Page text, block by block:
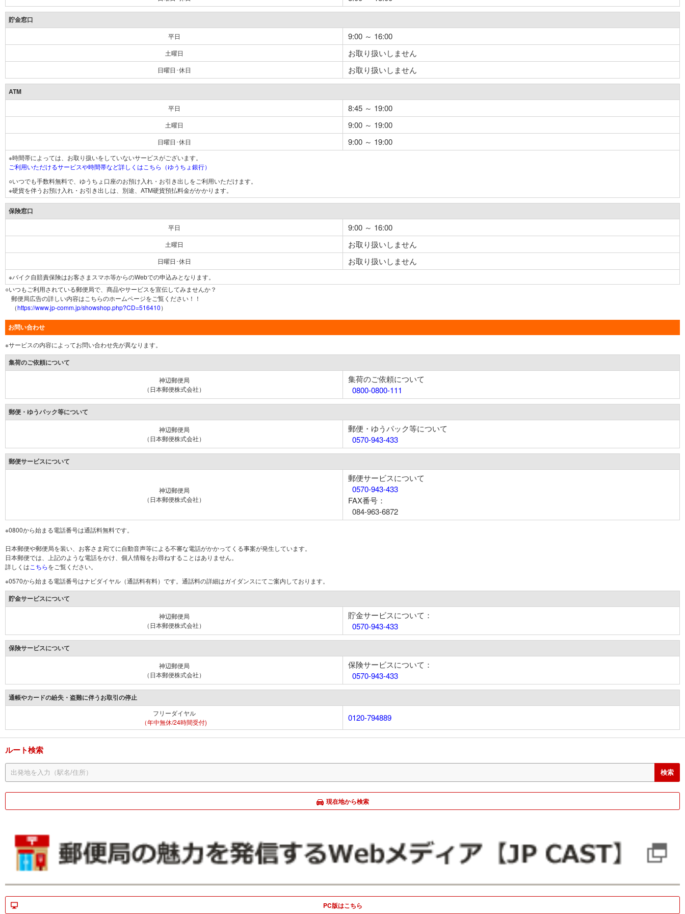
貯金窓口
平日 9:00 ～ 16:00
土曜日 お取り扱いしません
日曜日･休日 お取り扱いしません
ATM
平日 8:45 ～ 19:00
土曜日 9:00 ～ 19:00
日曜日･休日 9:00 ～ 19:00
※時間帯によっては、お取り扱いをしていないサービスがございます。
ご利用いただけるサービスや時間帯など詳しくはこちら（ゆうちょ銀行）
○いつでも手数料無料で、ゆうちょ口座のお預け入れ・お引き出しをご利用いただけます。
※硬貨を伴うお預け入れ・お引き出しは、別途、ATM硬貨預払料金がかかります。
保険窓口
平日 9:00 ～ 16:00
土曜日 お取り扱いしません
日曜日･休日 お取り扱いしません
※バイク自賠責保険はお客さまスマホ等からのWebでの申込みとなります。
○いつもご利用されている郵便局で、商品やサービスを宣伝してみませんか？
郵便局広告の詳しい内容はこちらのホームページをご覧ください！！
（https://www.jp-comm.jp/showshop.php?CD=516410）
お問い合わせ
※サービスの内容によってお問い合わせ先が異なります。
集荷のご依頼について
神辺郵便局
（日本郵便株式会社）
集荷のご依頼について
0800-0800-111
郵便・ゆうパック等について
神辺郵便局
（日本郵便株式会社）
郵便・ゆうパック等について
0570-943-433
郵便サービスについて
神辺郵便局
（日本郵便株式会社）
郵便サービスについて
0570-943-433
FAX番号：
084-963-6872
※0800から始まる電話番号は通話料無料です。
日本郵便や郵便局を装い、お客さま宛てに自動音声等による不審な電話がかかってくる事案が発生しています。
日本郵便では、上記のような電話をかけ、個人情報をお尋ねすることはありません。
詳しくは こちらをご覧ください。
※0570から始まる電話番号はナビダイヤル（通話料有料）です。通話料の詳細はガイダンスにてご案内しております。
貯金サービスについて
神辺郵便局
（日本郵便株式会社）
貯金サービスについて：
0570-943-433
保険サービスについて
神辺郵便局
（日本郵便株式会社）
保険サービスについて：
0570-943-433
通帳やカードの紛失・盗難に伴うお取引の停止
フリーダイヤル
（年中無休/24時間受付)
0120-794889
ルート検索
現在地から検索
PC版はこちら